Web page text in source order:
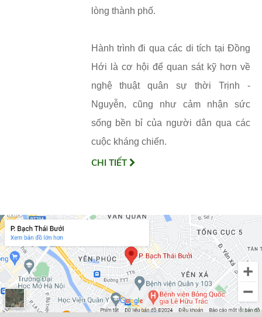
lòng thành phố.
Hành trình đi qua các di tích tại Đồng
Hới là cơ hội để quan sát kỹ hơn về
nghệ thuật quân sự thời Trịnh -
Nguyễn, cũng như cảm nhận sức
sống bền bỉ của người dân qua các
cuộc kháng chiến.
CHI TIẾT